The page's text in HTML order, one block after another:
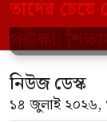
সরকার
এবং
পদক্ষেপ […]
নিউজ ডেস্ক
১৪ জুলাই